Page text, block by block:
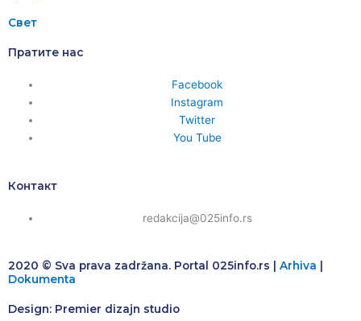
Свет
Пратите нас
Facebook
Instagram
Twitter
You Tube
Контакт
redakcija@025info.rs
2020 © Sva prava zadržana. Portal 025info.rs | Arhiva
Dokumenta
Design: Premier dizajn studio